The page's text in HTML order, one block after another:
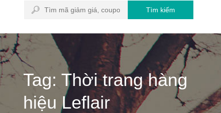
Tìm kiếm
Tag: Thời trang hàng
hiệu Leflair